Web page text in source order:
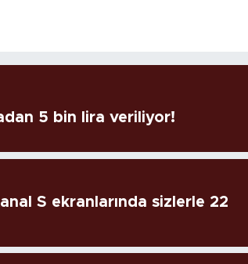
5 bin lira veriliyor!
S ekranlarında sizlerle 22